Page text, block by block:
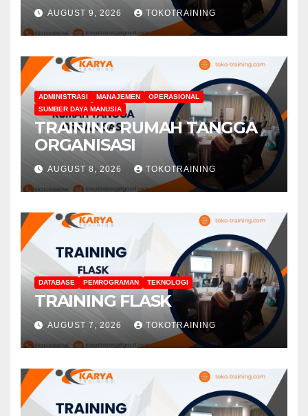
AUGUST 9, 2026 TOKOTRAINING
ADMINISTRASI MANAJEMEN
OPERASIONAL
SUMBER DAYA MANUSIA
TRAINING RUMAH TANGGA
ORGANISASI
AUGUST 8, 2026 TOKOTRAINING
DATABASE PEMROGRAMAN TEKNOLOGI
TRAINING FLASK
AUGUST 7, 2026 TOKOTRAINING